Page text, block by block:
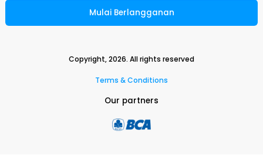
Mulai Berlangganan
Copyright,2026. All rights reserved
Terms & Conditions
Our partners